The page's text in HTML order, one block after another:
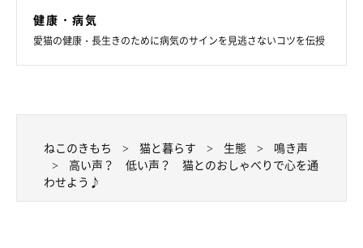
健康・病気
愛猫の健康・長生きのために病気のサインを見逃さないコツを伝授
ねこのきもち 猫と暮らす 生態
鳴き声
高い声？ 低い声？ 猫とのおしゃべりで心を通
わせよう♪